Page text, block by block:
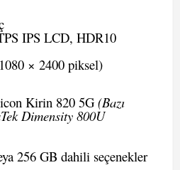
IPS LCD, HDR10
× 2400 piksel)
Kirin 820 5G (Bazı
Dimensity 800U
256 GB dahili seçenekler